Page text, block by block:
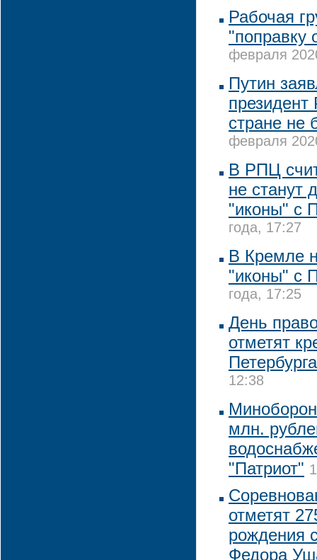
Рабочая
"поправку
февраля
Путин
стране не
февраля
В РПЦ
не станут
"иконы" с
года, 17:27
В Кремле
"иконы" с
года, 17:25
День
отметят
Петербурга
12:38
млн.
"Патриот"
отметят
рождения
Федора